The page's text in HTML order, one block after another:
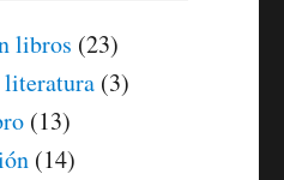
libros (23)
literatura(3)
(13)
(14)